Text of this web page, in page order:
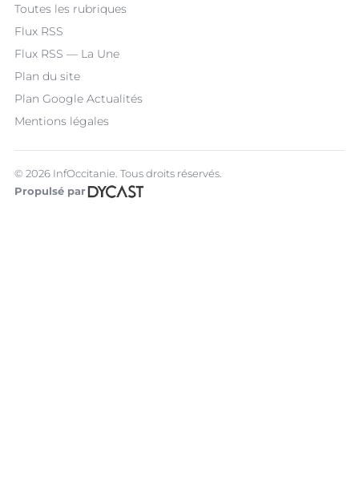
Toutes les rubriques
Flux RSS
Flux RSS — La Une
Plan du site
Plan Google Actualités
Mentions légales
© 2026 InfOccitanie. Tous droits réservés.
Propulsé par